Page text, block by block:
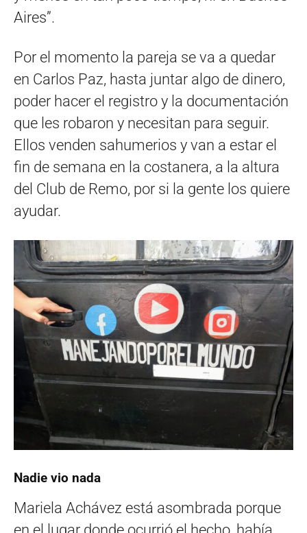
Aires”.
Por el momento la pareja se va a quedar
en Carlos Paz, hasta juntar algo de dinero,
poder hacer el registro y la documentación
que les robaron y necesitan para seguir.
Ellos venden sahumerios y van a estar el
fin de semana en la costanera, a la altura
del Club de Remo, por si la gente los quiere
ayudar.
Nadie vio nada
Mariela Achávez está asombrada porque